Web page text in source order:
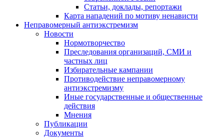
Статьи, доклады, репортажи
Карта нападений по мотиву ненависти
Неправомерный антиэкстремизм
Новости
Нормотворчество
Преследования организаций, СМИ и
частных лиц
Избирательные кампании
Противодействие неправомерному
антиэкстремизму
Иные государственные и общественные
действия
Мнения
Публикации
Документы